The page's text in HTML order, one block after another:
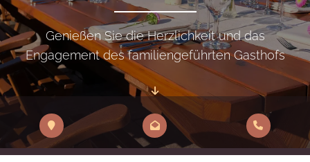
Genießen Sie die Herzlichkeit und das
Engagement des familiengeführten Gasthofs